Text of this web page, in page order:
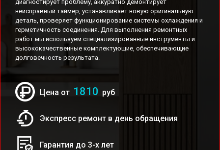
диагностирует проблему, аккуратно демонтирует
неисправный таймер, устанавливает новую оригинальную
деталь, проверяет функционирование системы охлаждения и
герметичность соединения. Для выполнения ремонтных
работ мы используем специализированные инструменты и
высококачественные комплектующие, обеспечивающие
долговечность результата.
Цена от 1810 руб
Экспресс ремонт в день обращения
Гарантия до 3-х лет